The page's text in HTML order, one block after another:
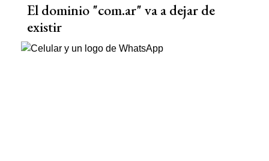
El dominio "com.ar" va a dejar de
existir